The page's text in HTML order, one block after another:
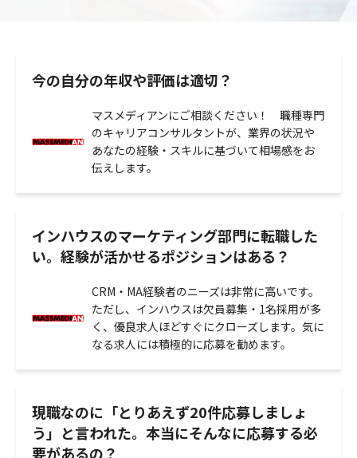
今の自分の年収や評価は適切？
マスメディアンにご相談ください！ 職種専門
のキャリアコンサルタントが、業界の状況や
あなたの経験・スキルに基づいて相場感をお
伝えします。
インハウスのマーケティング部門に転職した
い。経験が活かせるポジションはある？
CRM・MA経験者のニーズは非常に高いです。
ただし、インハウスは欠員募集・1名採用が多
く、優良求人ほどすぐにクローズします。気に
なる求人には積極的に応募を勧めます。
現職なのに「とりあえず20件応募しましょ
う」と言われた。本当にそんなに応募する必
要があるの？